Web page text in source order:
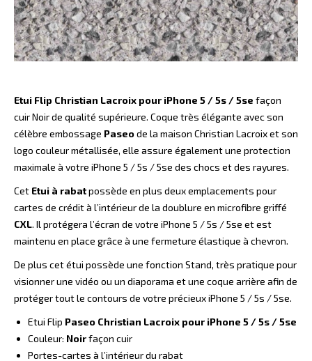
Etui Flip Christian Lacroix pour iPhone 5 / 5s / 5se façon
cuir Noir de qualité supérieure. Coque très élégante avec son
célèbre embossage Paseode la maison Christian Lacroix et son
logo couleur métallisée, elle assure également une protection
maximale à votre iPhone 5 / 5s / 5se des chocs et des rayures.
Cet Etui à rabatpossède en plus deux emplacements pour
cartes de crédit à l’intérieur de la doublure en microfibre griffé
CXL. Il protégera l’écran de votre iPhone 5 / 5s / 5se et est
maintenu en place grâce à une fermeture élastique à chevron.
De plus cet étui possède une fonction Stand, très pratique pour
visionner une vidéo ou un diaporama et une coque arrière afin de
protéger tout le contours de votre précieux iPhone 5 / 5s / 5se.
Etui Flip Paseo Christian Lacroix pour iPhone 5 / 5s / 5se
Couleur: Noirfaçon cuir
Portes-cartes à l’intérieur du rabat